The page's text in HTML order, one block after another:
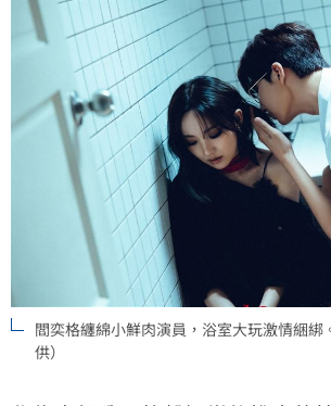
閻奕格纏綿小鮮肉演員，浴室大玩激情綑綁
供）